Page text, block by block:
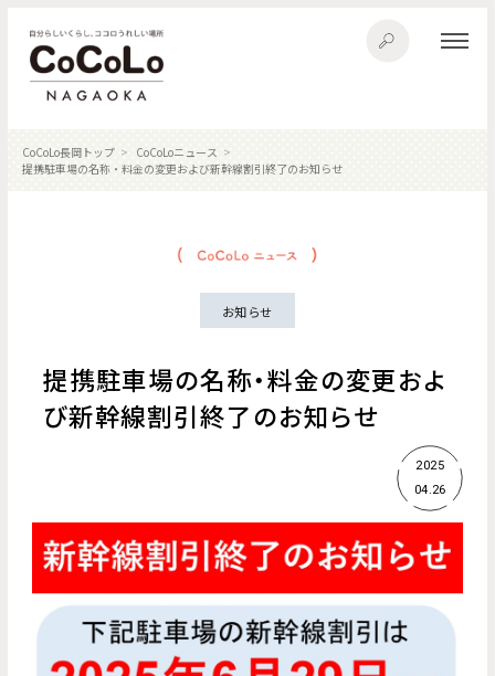
CoCoLo長岡トップ
CoCoLoニュース
提携駐車場の名称・料金の変更および新幹線割引終了のお知らせ
お知らせ
提携駐車場の名称・料金の変更およ
び新幹線割引終了のお知らせ
2025
04.26